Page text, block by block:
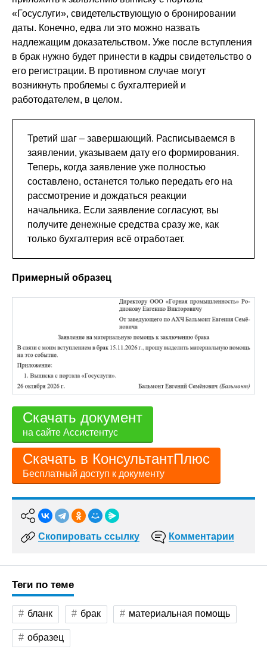
«Госуслуги», свидетельствующую о бронировании
даты. Конечно, едва ли это можно назвать
надлежащим доказательством. Уже после вступления
в брак нужно будет принести в кадры свидетельство о
его регистрации. В противном случае могут
возникнуть проблемы с бухгалтерией и
работодателем, в целом.
Третий шаг – завершающий. Расписываемся в
заявлении, указываем дату его формирования.
Теперь, когда заявление уже полностью
составлено, останется только передать его на
рассмотрение и дождаться реакции
начальника. Если заявление согласуют, вы
получите денежные средства сразу же, как
только бухгалтерия всё отработает.
Примерный образец
Скачать документ
на сайте Ассистентус
Скачать в КонсультантПлюс
Бесплатный доступ к документу
Скопировать ссылку Комментарии
Теги по теме
бланк брак материальная помощь
образец